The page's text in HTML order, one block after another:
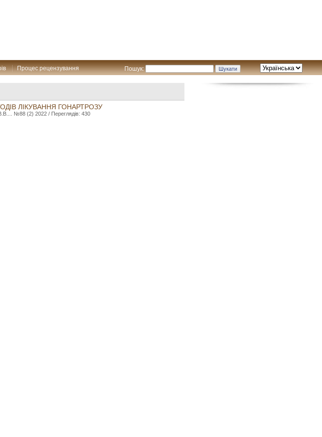
Пошук:
Процес рецензування
ЛІКУВАННЯ ГОНАРТРОЗУ
№88 (2) 2022 / Переглядів: 430